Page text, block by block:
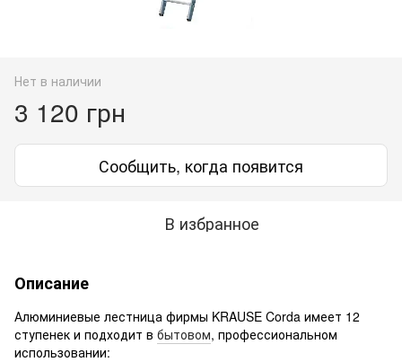
Нет в наличии
3 120 грн
Сообщить, когда появится
В избранное
Описание
Алюминиевые лестница фирмы KRAUSE Corda имеет 12
ступенек и подходит в бытовом, профессиональном
использовании: